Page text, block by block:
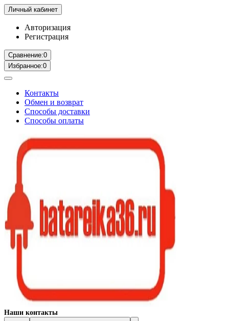
Личный кабинет
Авторизация
Регистрация
Сравнение:0
Избранное:0
Контакты
Обмен и возврат
Способы доставки
Способы оплаты
Наши контакты